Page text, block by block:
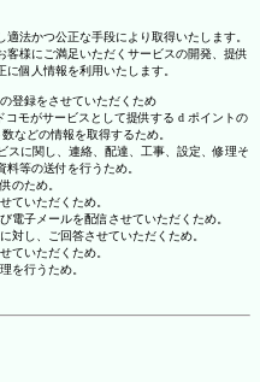
法かつ公正な手段により取得いたします。
様にご満足いただくサービスの開発、提供
個人情報を利用いたします。
登録をさせていただくため
モがサービスとして提供する d ポイントの
などの情報を取得するため。
スに関し、連絡、配達、工事、設定、修理そ
等の送付を行うため。
のため。
ていただくため。
電子メールを配信させていただくため。
対し、ご回答させていただくため。
ていただくため。
を行うため。